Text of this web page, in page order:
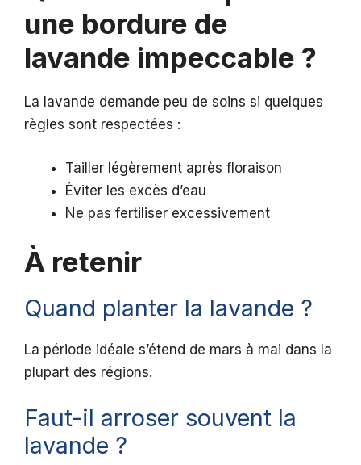
une bordure de
lavande impeccable ?
La lavande demande peu de soins si quelques
règles sont respectées :
Tailler légèrement après floraison
Éviter les excès d’eau
Ne pas fertiliser excessivement
À retenir
Quand planter la lavande ?
La période idéale s’étend de mars à mai dans la
plupart des régions.
Faut-il arroser souvent la
lavande ?